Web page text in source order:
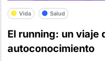
Vida Salud
El running: un viaje
autoconocimiento